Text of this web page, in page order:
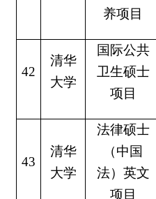
养项目
42
清华
大学
国际公共
卫生硕士
项目
43
清华
大学
法律硕士
（中国
法）英文
项目